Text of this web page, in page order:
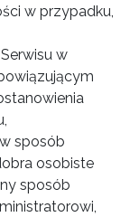
w przypadku,
w
sposób
osobiste
sposób